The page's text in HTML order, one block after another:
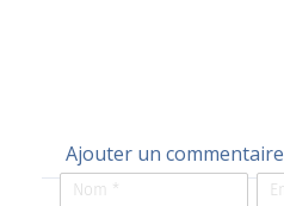
Ajouter un commentaire